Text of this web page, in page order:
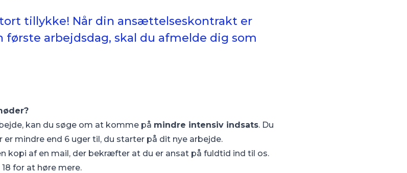
tillykke! Når din ansættelseskontrakt er
arbejdsdag, skal du afmelde dig som
kan du søge om at komme på mindre intensiv indsats. Du
mindre end 6 uger til, du starter på dit nye arbejde.
kopi af en mail, der bekræfter at du er ansat på fuldtid ind til os.
for at høre mere.